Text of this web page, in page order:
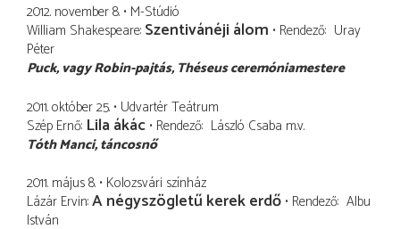
2012. november 8. M-Stúdió
William Shakespeare Szentivánéji álom Rendező Uray
Péter
Puck vagy Robin-pajtás, Théseus ceremóniamestere
2011. október 25. Udvartér Teátrum
Szép Ernő Lila ákác Rendező László Csaba m.v.
Tóth Manci táncosnő
2011. május 8. Kolozsvári színház
Lázár Ervin A négyszögletű kerek erdő Rendező Albu
István